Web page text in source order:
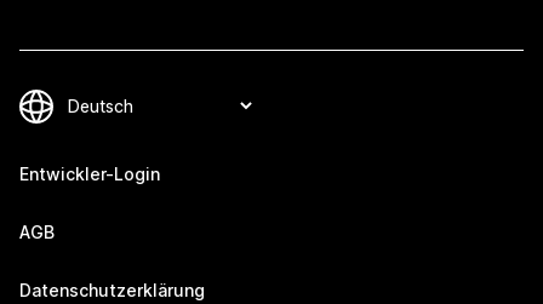
Entwickler-Login
AGB
Datenschutzerklärung